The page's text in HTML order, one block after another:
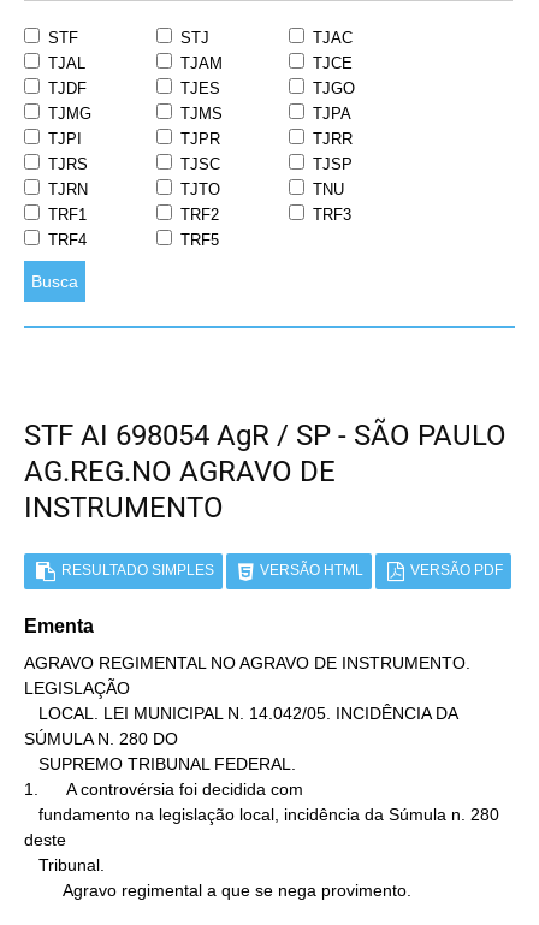
STF STJ
TJAC
TJAL
TJAM
TJCE
TJDF
TJES
TJGO
TJMG
TJMS
TJPA
TJPI
TJPR
TJRR
TJRS
TJSC
TJSP
TJRN
TJTO
TNU
TRF1
TRF2
TRF3
TRF4
TRF5
Busca
STF AI 698054 AgR / SP - SÃO PAULO
AG.REG.NO AGRAVO DE
INSTRUMENTO
RESULTADO SIMPLES VERSÃO HTML VERSÃO PDF
Ementa
AGRAVO REGIMENTAL NO AGRAVO DE INSTRUMENTO.
LEGISLAÇÃO
SÚMULA N. 280 DO
1.      A controvérsia foi decidida com
deste
        Agravo regimental a que se nega provimento.